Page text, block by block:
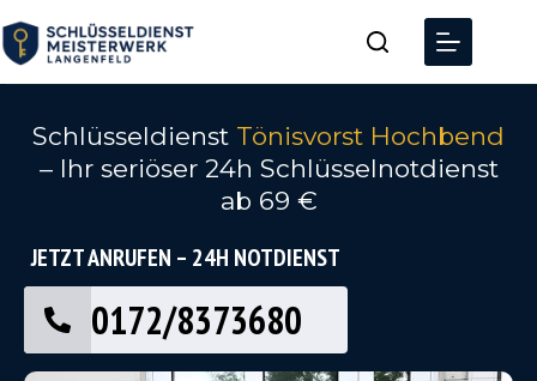
Schlüsseldienst Tönisvorst Hochbend
– Ihr seriöser 24h Schlüsselnotdienst
ab 69 €
JETZT ANRUFEN – 24H NOTDIENST
0172/8373680